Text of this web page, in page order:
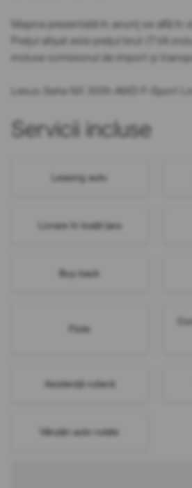
Mașina prezentată în anunț se află în
Prețul afișat este prețul brut (TVA
incluse comisionul de import și
Lexus Seria NX 300h AWD F-Sport
Servicii incluse
Leasing auto
Livrare în toată țara
Buy-back
Flote
Asistență rutieră
Vânzări auto rulate